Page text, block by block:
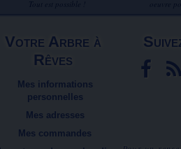
Votre Arbre à
Rêves
Mes informations
personnelles
Mes adresses
Mes commandes